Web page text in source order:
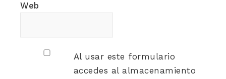
Web
Al usar este formulario
accedes al almacenamiento